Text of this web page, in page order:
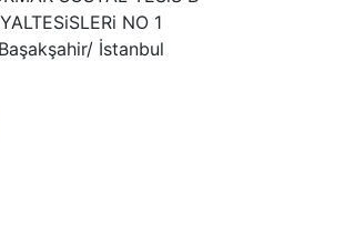
NO 1
İstanbul